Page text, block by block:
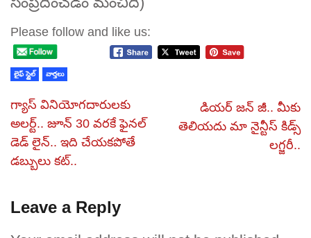
Please follow and like us:
లైఫ్ స్టైల్ వార్తలు
గ్యాస్ వినియోగదారులకు
అలర్ట్.. జూన్ 30 వరకే ఫైనల్
డెడ్ లైన్.. ఇది చేయకపోతే
డబ్బులు కట్..
డియర్ జన్ జీ.. మీకు
తెలియదు మా నైన్టీస్ కిడ్స్
లగ్జరీ..
Leave a Reply